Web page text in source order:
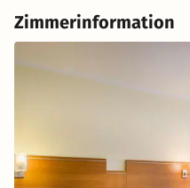
Zimmerinformation